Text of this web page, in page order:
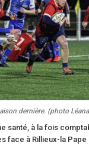
dernière. (photo
santé, à la fois
face à Rillieux-la